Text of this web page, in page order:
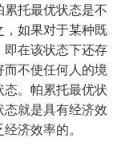
托最优状态是不
，如果对于某种既
即在该状态下还存
不使任何人的境
态。帕累托最优状
态就是具有经济效
济效率的。